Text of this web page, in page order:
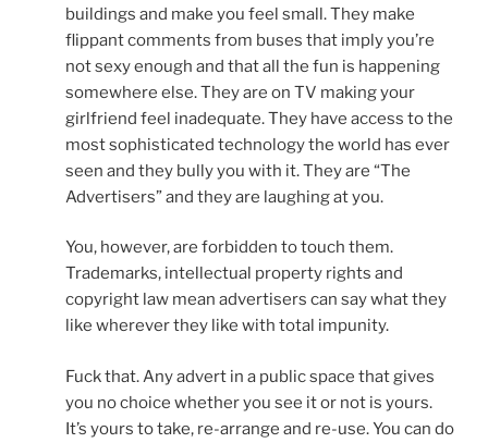
buildings and make you feel small. They make
flippant comments from buses that imply you’re
not sexy enough and that all the fun is happening
somewhere else. They are on TV making your
girlfriend feel inadequate. They have access to the
most sophisticated technology the world has ever
seen and they bully you with it. They are “The
Advertisers” and they are laughing at you.
You, however, are forbidden to touch them.
Trademarks, intellectual property rights and
copyright law mean advertisers can say what they
like wherever they like with total impunity.
Fuck that. Any advert in a public space that gives
you no choice whether you see it or not is yours.
It’s yours to take, re-arrange and re-use. You can do